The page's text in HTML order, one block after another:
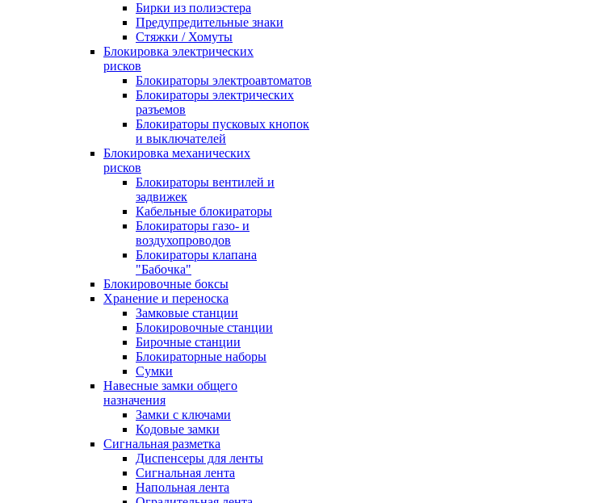
Бирки из полиэстера
Предупредительные знаки
Стяжки / Хомуты
Блокировка электрических
рисков
Блокираторы электроавтоматов
Блокираторы электрических
разъемов
Блокираторы пусковых кнопок
и выключателей
Блокировка механических
рисков
Блокираторы вентилей и
задвижек
Кабельные блокираторы
Блокираторы газо- и
воздухопроводов
Блокираторы клапана
"Бабочка"
Блокировочные боксы
Хранение и переноска
Замковые станции
Блокировочные станции
Бирочные станции
Блокираторные наборы
Сумки
Навесные замки общего
назначения
Замки с ключами
Кодовые замки
Сигнальная разметка
Диспенсеры для ленты
Сигнальная лента
Напольная лента